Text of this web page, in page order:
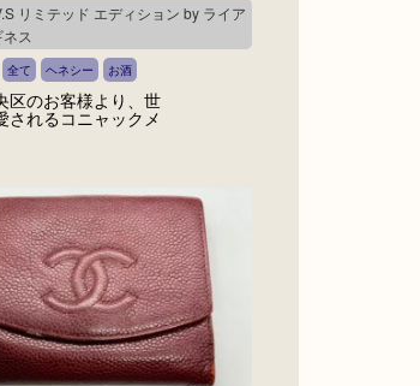
リミテッド エディション by ライア
ス
全て ヘネシー お酒
区のお客様より、世
されるコニャックメ